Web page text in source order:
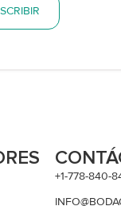
+1-778-840-